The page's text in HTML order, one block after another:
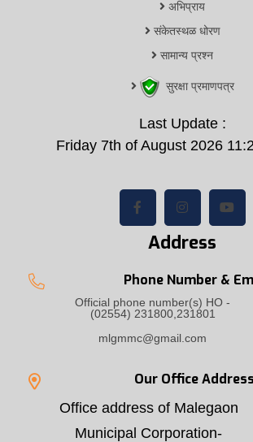
अभिप्राय
संकेतस्थळ धोरण
सामान्य प्रश्न
सुरक्षा प्रमाणपत्र
Last Update :
Friday 7th of August 2026
Address
Phone Number &
Official phone number(s) HO -
(02554) 231800,231801
mlgmmc@gmail.com
Our Office Address
Office address of Malegaon
Municipal Corporation-